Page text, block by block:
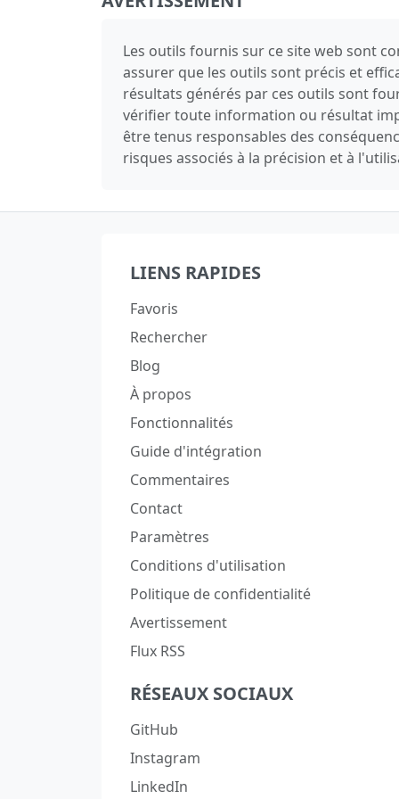
Les outils fournis sur ce site web sont
assurer que les outils sont précis et
résultats générés par ces outils sont
vérifier toute information ou résultat
être tenus responsables des
risques associés à la précision et à
LIENS RAPIDES
Favoris
Rechercher
Blog
À propos
Fonctionnalités
Guide d'intégration
Commentaires
Contact
Paramètres
Conditions d'utilisation
Politique de confidentialité
Avertissement
Flux RSS
RÉSEAUX SOCIAUX
GitHub
Instagram
LinkedIn